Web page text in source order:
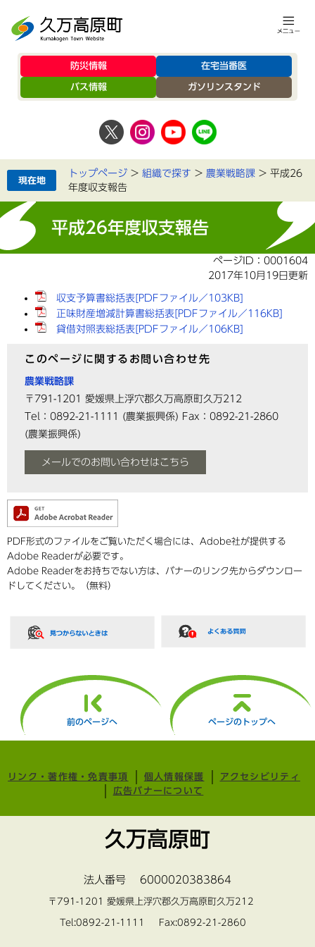
防災情報 在宅当番医
バス情報 ガソリンスタンド
トップページ > 組織で探す > 農業戦略課 > 平成26
年度収支報告
平成26年度収支報告
ページID：0001604
2017年10月19日更新
収支予算書総括表[PDFファイル／103KB]
正味財産増減計算書総括表[PDFファイル／116KB]
貸借対照表総括表[PDFファイル／106KB]
このページに関するお問い合わせ先
農業戦略課
〒791-1201
愛媛県上浮穴郡久万高原町久万212
Tel：0892-21-1111
(農業振興係) Fax：0892-21-2860
(農業振興係)
メールでのお問い合わせはこちら
PDF形式のファイルをご覧いただく場合には、Adobe社が提供する
Adobe Readerが必要です。
Adobe Readerをお持ちでない方は、バナーのリンク先からダウンロー
ドしてください。（無料）
前のページへ ページのトップへ
リンク・著作権・免責事項 個人情報保護
アクセシビリティ
広告バナーについて
久万高原町
法人番号 6000020383864
〒791-1201 愛媛県上浮穴郡久万高原町久万212
Tel:0892-21-1111 Fax:0892-21-2860